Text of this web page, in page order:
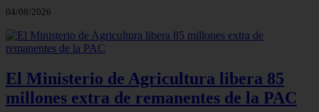
04/08/2026
El Ministerio de Agricultura libera 85
millones extra de remanentes de la PAC